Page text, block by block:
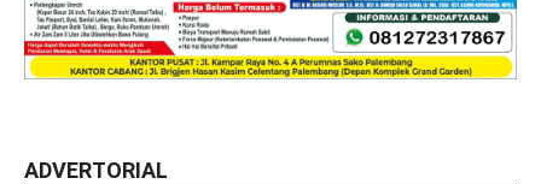
ADVERTORIAL